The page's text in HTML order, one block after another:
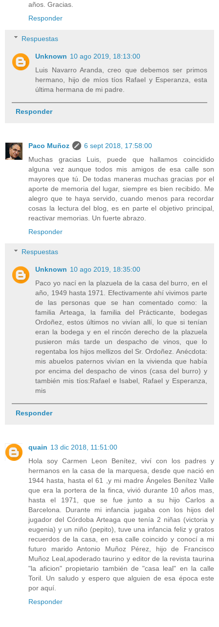
años. Gracias.
Responder
Respuestas
Unknown 10 ago 2019, 18:13:00
Luis Navarro Aranda, creo que debemos ser primos
hermano, hijo de míos tíos Rafael y Esperanza, esta
última hermana de mi padre.
Responder
Paco Muñoz
6 sept 2018, 17:58:00
Muchas gracias Luis, puede que hallamos coincidido
alguna vez aunque todos mis amigos de esa calle son
mayores que tú. De todas maneras muchas gracias por el
aporte de memoria del lugar, siempre es bien recibido. Me
alegro que te haya servido, cuando menos para recordar
cosas la lectura del blog, es en parte el objetivo principal,
reactivar memorias. Un fuerte abrazo.
Responder
Respuestas
Unknown 10 ago 2019, 18:35:00
Paco yo nací en la plazuela de la casa del burro, en el
año, 1949 hasta 1971. Efectivamente ahí vivimos parte
de las personas que se han comentado como: la
familia Arteaga, la familia del Prácticante, bodegas
Ordoñez, estos últimos no vivían allí, lo que si tenían
eran la bodega y en el rincón derecho de la plazuela
pusieron más tarde un despacho de vinos, que lo
regentaba los hijos mellizos del Sr. Ordoñez. Anécdota:
mis abuelos paternos vivían en la vivienda que había
por encima del despacho de vinos (casa del burro) y
también mis tíos:Rafael e Isabel, Rafael y Esperanza,
mis
Responder
quain 13 dic 2018, 11:51:00
Hola soy Carmen Leon Benítez, viví con los padres y
hermanos en la casa de la marquesa, desde que nació en
1944 hasta, hasta el 61 ,y mi madre Ángeles Benítez Valle
que era la portera de la finca, vivió durante 10 años mas,
hasta el 1971, que se fue junto a su hijo Carlos a
Barcelona. Durante mi infancia jugaba con los hijos del
jugador del Córdoba Arteaga que tenía 2 niñas (victoria y
eugenia) y un niño (pepito), tuve una infancia feliz y gratos
recuerdos de la casa, en esa calle coincido y conocí a mi
futuro marido Antonio Muñoz Pérez, hijo de Francisco
Muñoz Leal,apoderado taurino y editor de la revista taurina
"la aficion" propietario también de "casa leal" en la calle
Toril. Un saludo y espero que alguien de esa época este
por aquí.
Responder